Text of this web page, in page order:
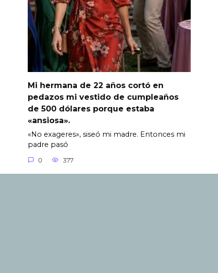
Mi hermana de 22 años cortó en
pedazos mi vestido de cumpleaños
de 500 dólares porque estaba
«ansiosa».
«No exageres», siseó mi madre. Entonces mi
padre pasó
0 377